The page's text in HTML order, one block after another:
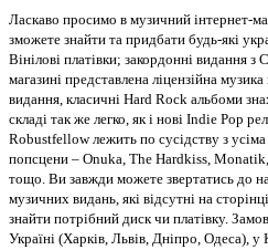
Ласкаво просимо в музичний інтернет-
зможете знайти та придбати будь-які
Вінілові платівки; закордонні видання
магазині представлена ліцензійна
видання, класичні Hard Rock альбоми
складі так же легко, як і нові Indie Pop
Robustfellow лежить по сусідству з усіма
попсцени – Onuka, The Hardkiss,
тощо. Ви завжди можете звертатись до
музичних видань, які відсутні на
знайти потрібний диск чи платівку.
Україні (Харків, Львів, Дніпро, Одеса),